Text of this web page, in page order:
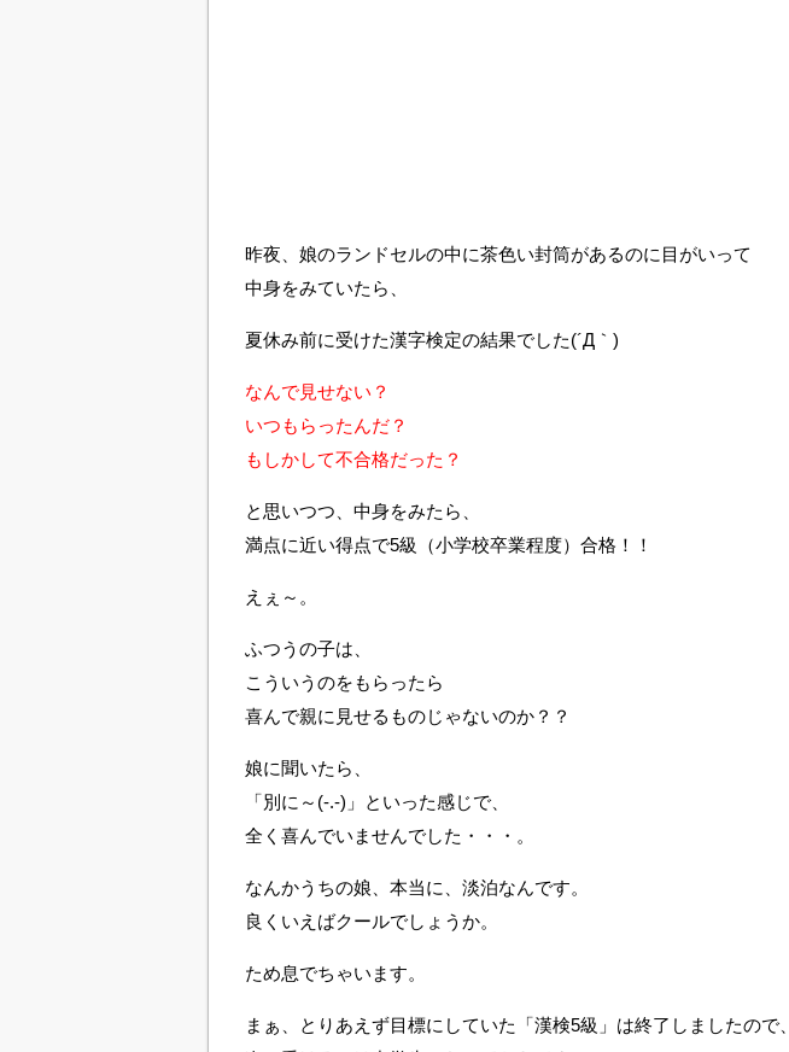
昨夜、娘のランドセルの中に茶色い封筒があるのに目がいって
中身をみていたら、
夏休み前に受けた漢字検定の結果でした(´Д｀)
なんで見せない？
いつもらったんだ？
もしかして不合格だった？
と思いつつ、中身をみたら、
満点に近い得点で5級（小学校卒業程度）合格！！
えぇ～。
ふつうの子は、
こういうのをもらったら
喜んで親に見せるものじゃないのか？？
娘に聞いたら、
「別に～(-.-)」といった感じで、
全く喜んでいませんでした・・・。
なんかうちの娘、本当に、淡泊なんです。
良くいえばクールでしょうか。
ため息でちゃいます。
まぁ、とりあえず目標にしていた「漢検5級」は終了しましたので、